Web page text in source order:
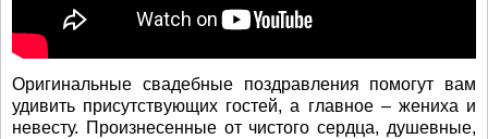
Оригинальные свадебные поздравления помогут вам
удивить присутствующих гостей, а главное – жениха и
невесту. Произнесенные от чистого сердца, душевные,